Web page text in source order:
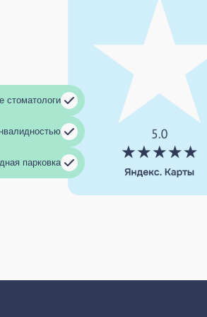
стоматологи
парковка